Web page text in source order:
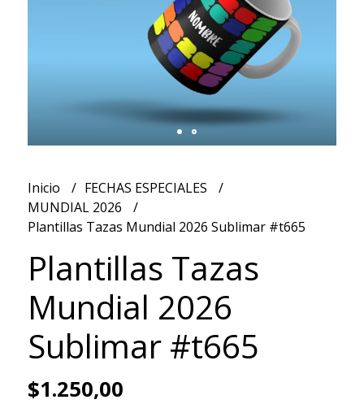
Inicio
FECHAS ESPECIALES
MUNDIAL 2026
Plantillas Tazas Mundial 2026 Sublimar #t665
Plantillas Tazas
Mundial 2026
Sublimar #t665
$1.250,00